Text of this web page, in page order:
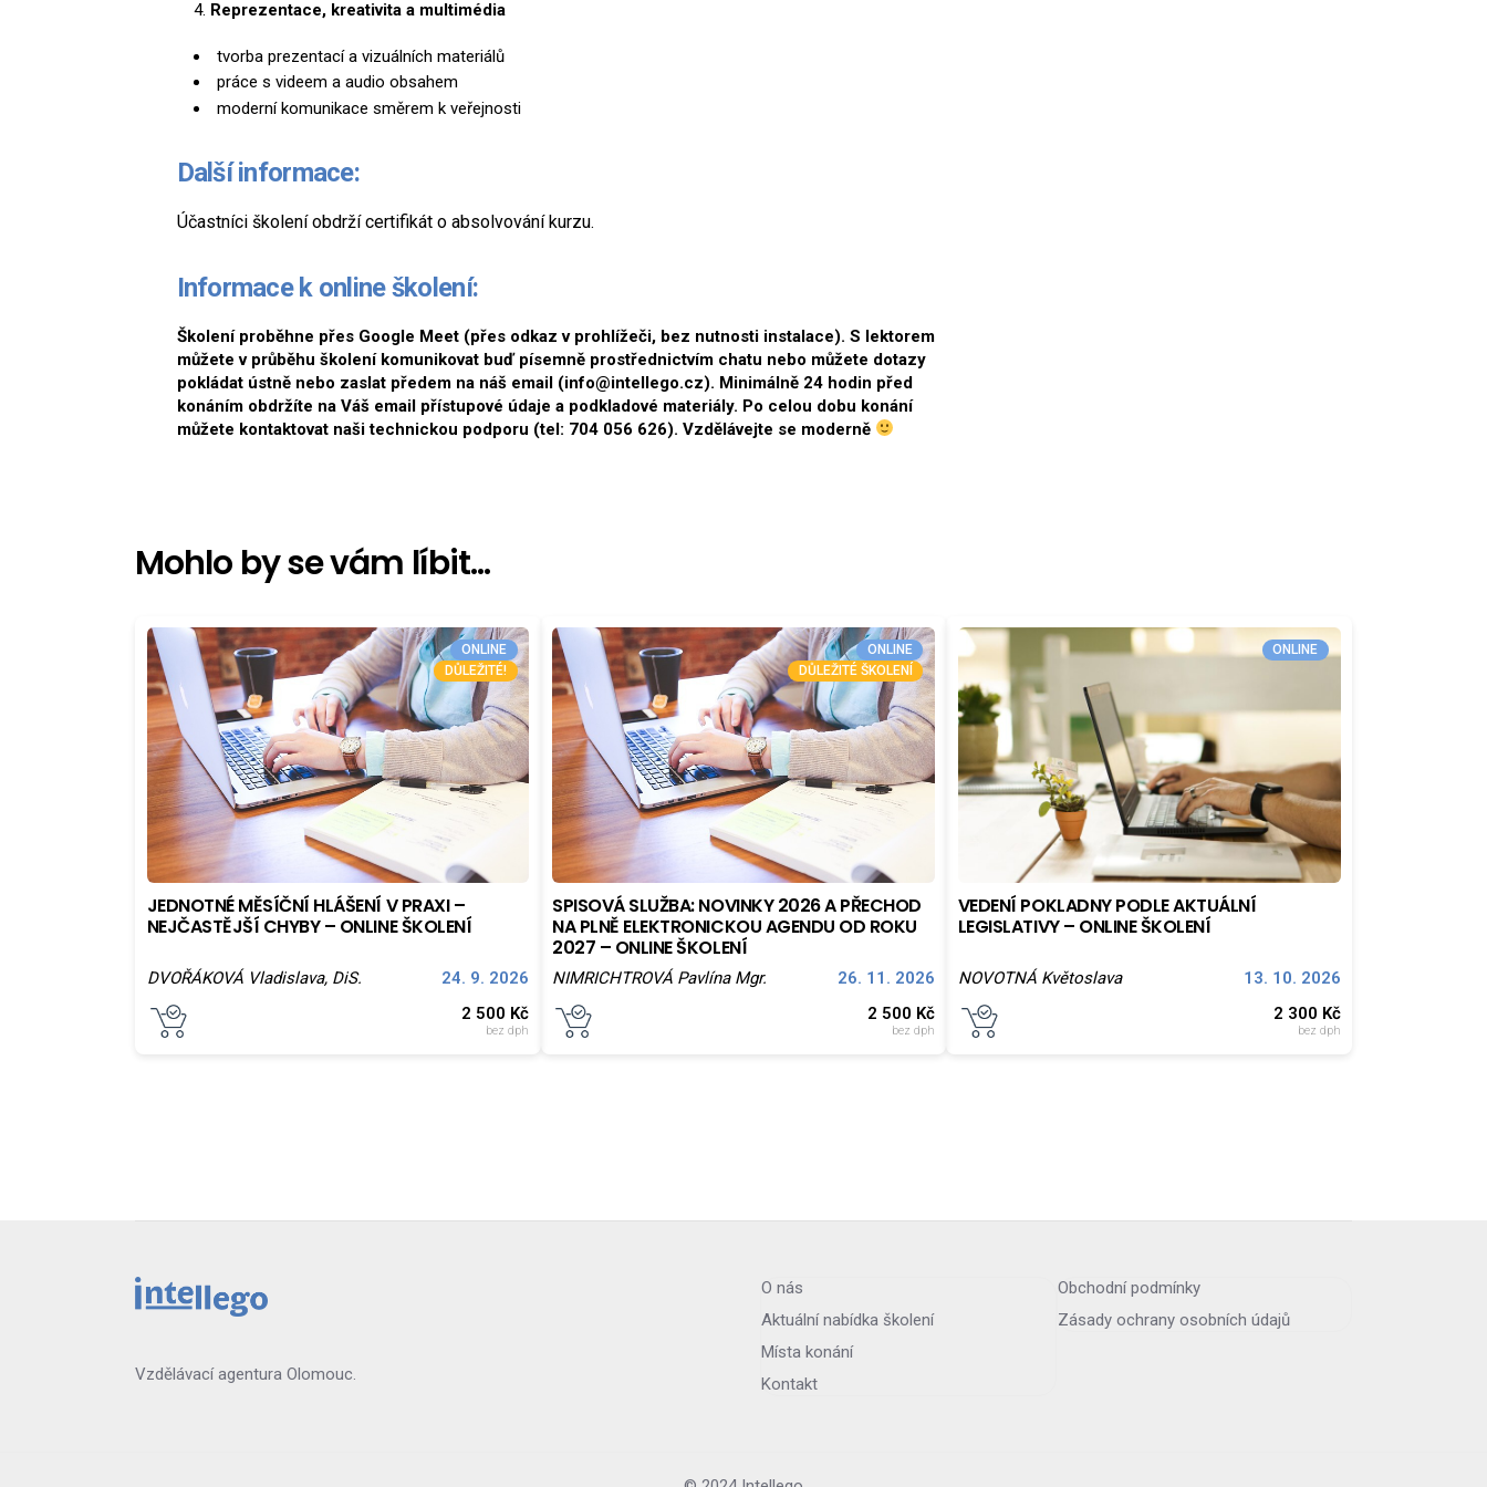
Reprezentace, kreativita a multimédia
tvorba prezentací a vizuálních materiálů
práce s videem a audio obsahem
moderní komunikace směrem k veřejnosti
Další informace:
Účastníci školení obdrží certifikát o absolvování kurzu.
Informace k online školení:
Školení proběhne přes Google Meet (přes odkaz v prohlížeči, bez nutnosti instalace). S lektorem
můžete v průběhu školení komunikovat buď písemně prostřednictvím chatu nebo můžete dotazy
pokládat ústně nebo zaslat předem na náš email (info@intellego.cz). Minimálně 24 hodin před
konáním obdržíte na Váš email přístupové údaje a podkladové materiály. Po celou dobu konání
můžete kontaktovat naši technickou podporu (tel: 704 056 626). Vzdělávejte se moderně
Mohlo by se vám líbit...
ONLINE
DŮLEŽITÉ!
JEDNOTNÉ MĚSÍČNÍ HLÁŠENÍ V PRAXI –
NEJČASTĚJŠÍ CHYBY – ONLINE ŠKOLENÍ
DVOŘÁKOVÁ Vladislava, DiS.
24. 9. 2026
2 500 Kč
bez dph
ONLINE
DŮLEŽITÉ ŠKOLENÍ
SPISOVÁ SLUŽBA: NOVINKY 2026 A PŘECHOD
NA PLNĚ ELEKTRONICKOU AGENDU OD ROKU
2027 – ONLINE ŠKOLENÍ
NIMRICHTROVÁ Pavlína Mgr.
26. 11. 2026
2 500 Kč
bez dph
ONLINE
VEDENÍ POKLADNY PODLE AKTUÁLNÍ
LEGISLATIVY – ONLINE ŠKOLENÍ
NOVOTNÁ Květoslava
13. 10. 2026
2 300 Kč
bez dph
Vzdělávací agentura Olomouc.
O nás
Aktuální nabídka školení
Místa konání
Kontakt
Obchodní podmínky
Zásady ochrany osobních údajů